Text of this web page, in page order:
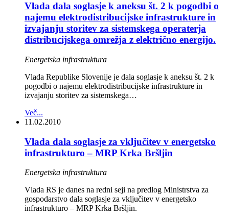
Vlada dala soglasje k aneksu št. 2 k pogodbi o
najemu elektrodistribucijske infrastrukture in
izvajanju storitev za sistemskega operaterja
distribucijskega omrežja z električno energijo.
Energetska infrastruktura
Vlada Republike Slovenije je dala soglasje k aneksu št. 2 k
pogodbi o najemu elektrodistribucijske infrastrukture in
izvajanju storitev za sistemskega…
Več...
11.02.2010
Vlada dala soglasje za vključitev v energetsko
infrastrukturo – MRP Krka Bršljin
Energetska infrastruktura
Vlada RS je danes na redni seji na predlog Ministrstva za
gospodarstvo dala soglasje za vključitev v energetsko
infrastrukturo – MRP Krka Bršljin.